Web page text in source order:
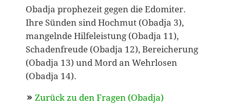
Obadja prophezeit gegen die Edomiter.
Ihre Sünden sind Hochmut (Obadja 3),
mangelnde Hilfeleistung (Obadja 11),
Schadenfreude (Obadja 12), Bereicherung
(Obadja 13) und Mord an Wehrlosen
(Obadja 14).
Zurück zu den Fragen (Obadja)